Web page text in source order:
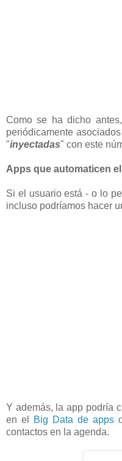
Como se ha dicho
periódicamente
"inyectadas" con este
Apps que automaticen
Si el usuario está - o lo
incluso podríamos hacer
Y además, la app podría
en el
Big Data de apps
contactos en la agenda.